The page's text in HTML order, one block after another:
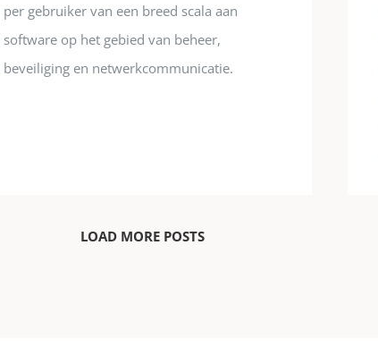
per gebruiker van een breed scala aan
software op het gebied van beheer,
beveiliging en netwerkcommunicatie.
LOAD MORE POSTS